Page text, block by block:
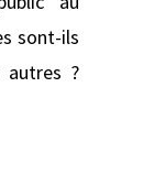
sont-ils
autres ?